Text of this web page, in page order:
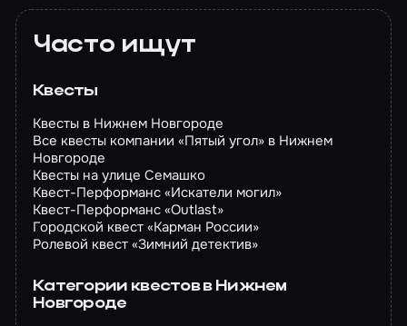
Часто ищут
Квесты
Квесты в Нижнем Новгороде
Все квесты компании «Пятый угол» в Нижнем
Новгороде
Квесты на улице Семашко
Квест-Перформанс «Искатели могил»
Квест-Перформанс «Outlast»
Городской квест «Карман России»
Ролевой квест «Зимний детектив»
Категории квестов в Нижнем
Новгороде